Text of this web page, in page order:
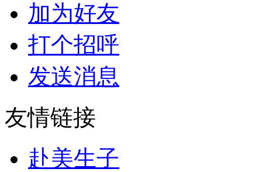
加为好友
打个招呼
发送消息
友情链接
赴美生子